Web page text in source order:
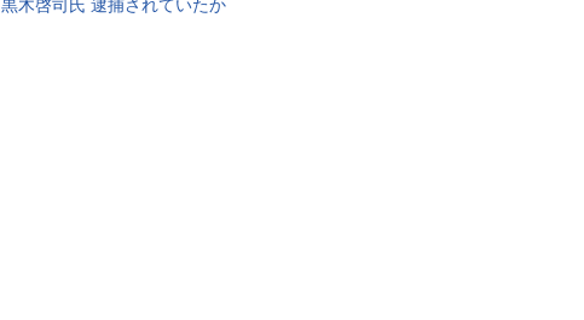
黒木啓司氏 逮捕されていたか